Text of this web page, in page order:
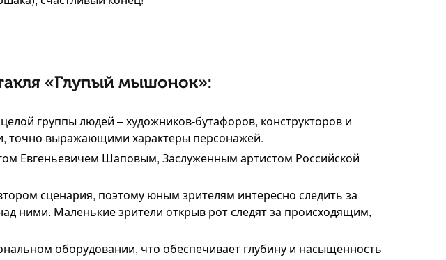
«Глупый мышонок»:
группы людей – художников-бутафоров, конструкторов и
точно выражающими характеры персонажей.
Евгеньевичем Шаповым, Заслуженным артистом Российской
сценария, поэтому юным зрителям интересно следить за
ними. Маленькие зрители открыв рот следят за происходящим,
оборудовании, что обеспечивает глубину и насыщенность